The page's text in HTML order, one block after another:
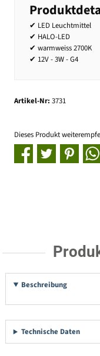
✔ LED Leuchtmittel
✔ HALO-LED
✔ warmweiss 2700K
✔ 12V - 3W - G4
Artikel-Nr: 3731
Dieses Produkt
Beschreibung
Technische Daten